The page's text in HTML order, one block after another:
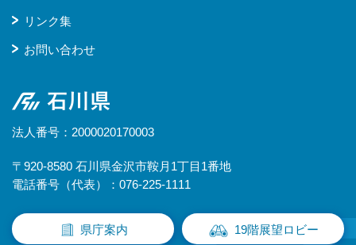
リンク集
お問い合わせ
石川県
法人番号：2000020170003
〒920-8580 石川県金沢市鞍月1丁目1番地
電話番号（代表）：076-225-1111
県庁案内 19階展望ロビー